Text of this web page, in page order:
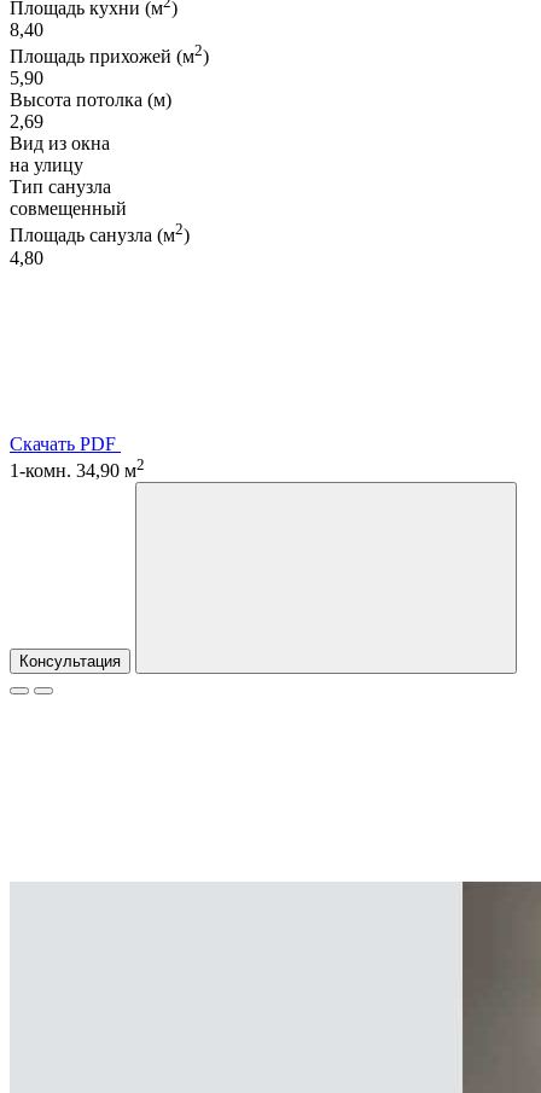
Площадь кухни (м )
8,40
Площадь прихожей (м2)
5,90
Высота потолка (м)
2,69
Вид из окна
на улицу
Тип санузла
совмещенный
Площадь санузла (м2)
4,80
Скачать PDF
1-комн. 34,90 м2
Консультация